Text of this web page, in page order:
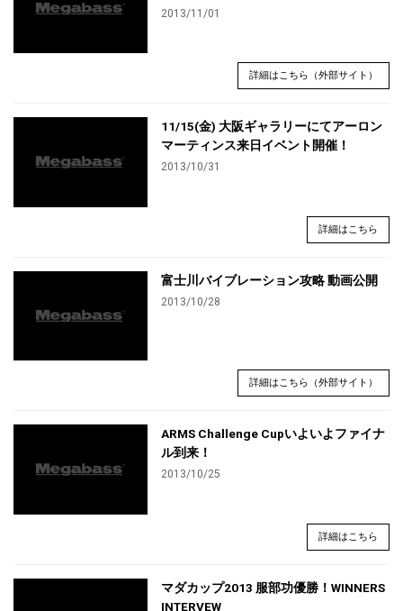
2013/11/01
詳細はこちら（外部サイト）
11/15(金) 大阪ギャラリーにてアーロン
マーティンス来日イベント開催！
2013/10/31
詳細はこちら
富士川バイブレーション攻略 動画公開
2013/10/28
詳細はこちら（外部サイト）
ARMS Challenge Cupいよいよファイナ
ル到来！
2013/10/25
詳細はこちら
マダカップ2013 服部功優勝！WINNERS
INTERVEW